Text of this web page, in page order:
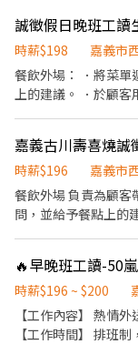
退、免費員工飲品、
打烊津貼、特休代金、
誠徵假日晚班工讀
時薪$198
嘉義市
餐飲外場： ．將菜單
上的建議。 ．於顧客
時薪$196
嘉義市
餐飲外場 負責為顧客
問，並給予餐點上的
🔥早晚班工讀-50
時薪$196 ~ $200
【工作內容】 熱情
【工作時間】 排班